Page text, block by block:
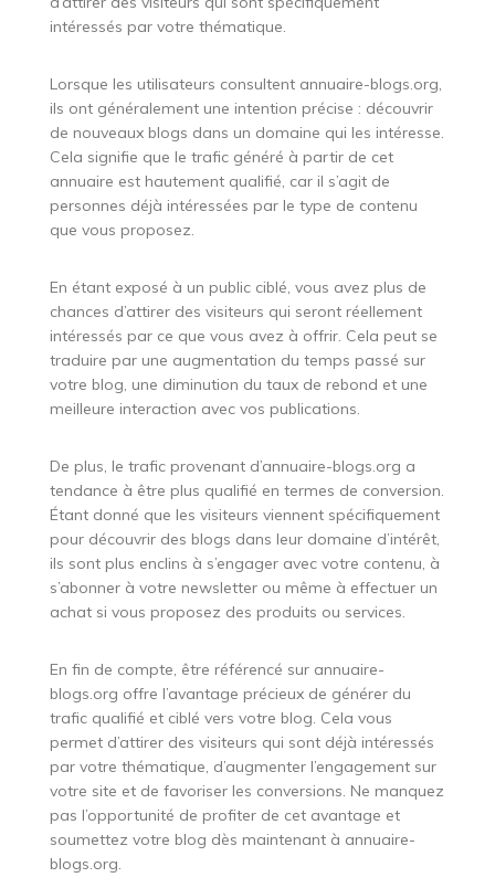
intéressés par votre thématique.
Lorsque les utilisateurs consultent annuaire-blogs.org,
ils ont généralement une intention précise : découvrir
de nouveaux blogs dans un domaine qui les intéresse.
Cela signifie que le trafic généré à partir de cet
annuaire est hautement qualifié, car il s’agit de
personnes déjà intéressées par le type de contenu
que vous proposez.
En étant exposé à un public ciblé, vous avez plus de
chances d’attirer des visiteurs qui seront réellement
intéressés par ce que vous avez à offrir. Cela peut se
traduire par une augmentation du temps passé sur
votre blog, une diminution du taux de rebond et une
meilleure interaction avec vos publications.
De plus, le trafic provenant d’annuaire-blogs.org a
tendance à être plus qualifié en termes de conversion.
Étant donné que les visiteurs viennent spécifiquement
pour découvrir des blogs dans leur domaine d’intérêt,
ils sont plus enclins à s’engager avec votre contenu, à
s’abonner à votre newsletter ou même à effectuer un
achat si vous proposez des produits ou services.
En fin de compte, être référencé sur annuaire-
blogs.org offre l’avantage précieux de générer du
trafic qualifié et ciblé vers votre blog. Cela vous
permet d’attirer des visiteurs qui sont déjà intéressés
par votre thématique, d’augmenter l’engagement sur
votre site et de favoriser les conversions. Ne manquez
pas l’opportunité de profiter de cet avantage et
soumettez votre blog dès maintenant à annuaire-
blogs.org.